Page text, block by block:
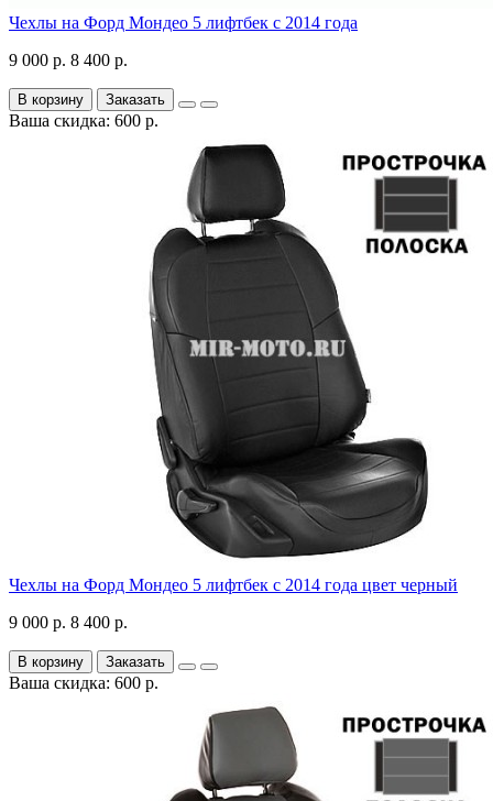
Чехлы на Форд Мондео 5 лифтбек с 2014 года
9 000 р. 8 400 р.
В корзину Заказать
Ваша скидка: 600 р.
Чехлы на Форд Мондео 5 лифтбек с 2014 года цвет черный
9 000 р. 8 400 р.
В корзину Заказать
Ваша скидка: 600 р.